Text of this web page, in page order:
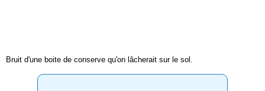
Bruit d'une boite de conserve qu'on lâcherait sur le sol.